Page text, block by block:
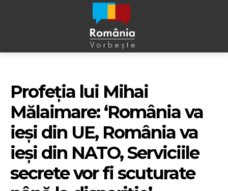
Profeția lui Mihai
Mălaimare: ‘România va
ieși din UE, România va
ieși din NATO, Serviciile
secrete vor fi scuturate